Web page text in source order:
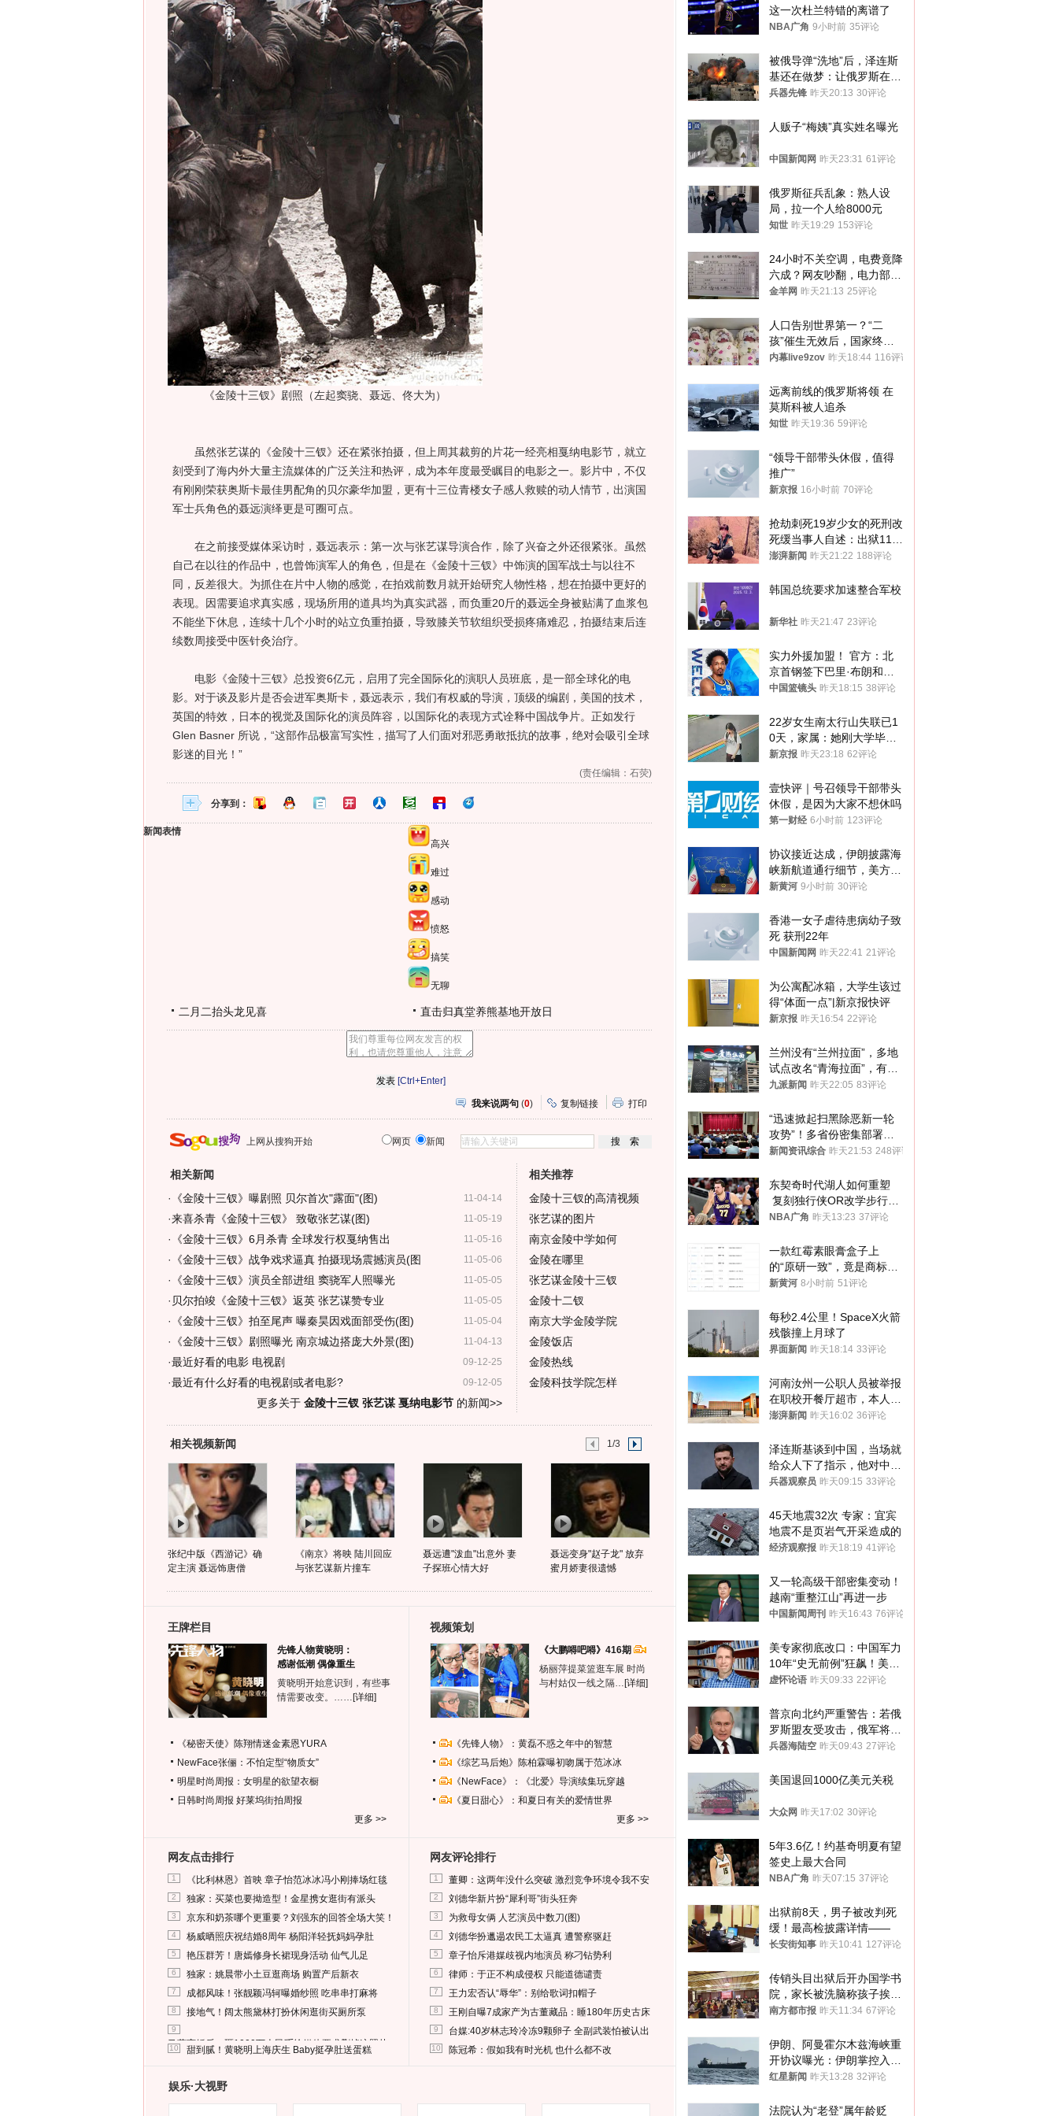
《金陵十三钗》剧照（左起窦骁、聂远、佟大为）
虽然张艺谋的《金陵十三钗》还在紧张拍摄，但上周其裁剪的片花一经亮相戛纳电影节，就立
刻受到了海内外大量主流媒体的广泛关注和热评，成为本年度最受瞩目的电影之一。影片中，不仅
有刚刚荣获奥斯卡最佳男配角的贝尔豪华加盟，更有十三位青楼女子感人救赎的动人情节，出演国
军士兵角色的聂远演绎更是可圈可点。
在之前接受媒体采访时，聂远表示：第一次与张艺谋导演合作，除了兴奋之外还很紧张。虽然
自己在以往的作品中，也曾饰演军人的角色，但是在《金陵十三钗》中饰演的国军战士与以往不
同，反差很大。为抓住在片中人物的感觉，在拍戏前数月就开始研究人物性格，想在拍摄中更好的
表现。因需要追求真实感，现场所用的道具均为真实武器，而负重20斤的聂远全身被贴满了血浆包
不能坐下休息，连续十几个小时的站立负重拍摄，导致膝关节软组织受损疼痛难忍，拍摄结束后连
续数周接受中医针灸治疗。
电影《金陵十三钗》总投资6亿元，启用了完全国际化的演职人员班底，是一部全球化的电
影。对于谈及影片是否会进军奥斯卡，聂远表示，我们有权威的导演，顶级的编剧，美国的技术，
英国的特效，日本的视觉及国际化的演员阵容，以国际化的表现方式诠释中国战争片。正如发行
Glen Basner 所说，“这部作品极富写实性，描写了人们面对邪恶勇敢抵抗的故事，绝对会吸引全球
影迷的目光！”
(责任编辑：石荧)
分享到：
新闻表情
高兴
难过
感动
愤怒
搞笑
无聊
二月二抬头龙见喜 直击归真堂养熊基地开放日
[Ctrl+Enter]
我来说两句 (0) 复制链接 打印
上网从搜狗开始 网页 新闻
相关新闻
11-04-14
· 《金陵十三钗》曝剧照 贝尔首次"露面"(图)
11-05-19
·来喜杀青《金陵十三钗》 致敬张艺谋(图)
11-05-16
· 《金陵十三钗》6月杀青 全球发行权戛纳售出
11-05-06
· 《金陵十三钗》战争戏求逼真 拍摄现场震撼演员(图
11-05-05
· 《金陵十三钗》演员全部进组 窦骁军人照曝光
11-05-05
· 贝尔拍竣《金陵十三钗》返英 张艺谋赞专业
11-05-04
· 《金陵十三钗》拍至尾声 曝秦昊因戏面部受伤(图)
11-04-13
· 《金陵十三钗》剧照曝光 南京城边搭庞大外景(图)
09-12-25
·最近好看的电影 电视剧
09-12-05
·最近有什么好看的电视剧或者电影?
更多关于 金陵十三钗 张艺谋 戛纳电影节的新闻>>
相关推荐
金陵十三钗的高清视频
张艺谋的图片
南京金陵中学如何
金陵在哪里
张艺谋金陵十三钗
金陵十二钗
南京大学金陵学院
金陵饭店
金陵热线
金陵科技学院怎样
相关视频新闻 1/3
张纪中版《西游记》确
定主演 聂远饰唐僧
《南京》将映 陆川回应
与张艺谋新片撞车
聂远遭"泼血"出意外 妻
子探班心情大好
聂远变身"赵子龙" 放弃
蜜月娇妻很遗憾
王牌栏目
先锋人物黄晓明：
感谢低潮 偶像重生
黄晓明开始意识到，有些事
情需要改变。…… [详细]
《秘密天使》陈翔情迷金素恩YURA
NewFace张俪：不怕定型“物质女”
明星时尚周报：女明星的欲望衣橱
日韩时尚周报 好莱坞街拍周报
更多 >>
视频策划
《大鹏嘚吧嘚》416期
杨丽萍提菜篮逛车展 时尚
与村姑仅一线之隔… [详细]
《先锋人物》：黄磊不惑之年中的智慧
《综艺马后炮》陈柏霖曝初吻属于范冰冰
《NewFace》：《北爱》导演续集玩穿越
《夏日甜心》：和夏日有关的爱情世界
更多 >>
网友点击排行
1 《比利林恩》首映 章子怡范冰冰冯小刚捧场红毯
2 独家：买菜也要拗造型！金星携女逛街有派头
3 京东和奶茶哪个更重要？刘强东的回答全场大笑！
4 杨威晒照庆祝结婚8周年 杨阳洋轻抚妈妈孕肚
5 艳压群芳！唐嫣修身长裙现身活动 仙气儿足
6 独家：姚晨带小土豆逛商场 购置产后新衣
7 成都风味！张靓颖冯轲曝婚纱照 吃串串打麻将
8 接地气！阔太熊黛林打扮休闲逛街买厕所泵
9
马蓉离婚后，砸1000万人民币给媒体要求删掉这照片
10 甜到腻！黄晓明上海庆生 Baby挺孕肚送蛋糕
网友评论排行
1 董卿：这两年没什么突破 激烈竞争环境令我不安
2 刘德华新片扮“犀利哥”街头狂奔
3 为救母女俩 人艺演员中数刀(图)
4 刘德华扮邋遢农民工太逼真 遭警察驱赶
5 章子怡斥港媒歧视内地演员 称刁钻势利
6 律师：于正不构成侵权 只能道德谴责
7 王力宏否认“辱华”：别给歌词扣帽子
8 王刚自曝7成家产为古董藏品：睡180年历史古床
9 台媒:40岁林志玲冷冻9颗卵子 全副武装怕被认出
10 陈冠希：假如我有时光机 也什么都不改
娱乐·大视野
这一次杜兰特错的离谱了
NBA广角 9小时前 35评论
被俄导弹“洗地”后，泽连斯
基还在做梦：让俄罗斯在冬
季前求和？
兵器先锋 昨天20:13 30评论
人贩子“梅姨”真实姓名曝光
中国新闻网 昨天23:31 61评论
俄罗斯征兵乱象：熟人设
局，拉一个人给8000元
知世 昨天19:29 153评论
24小时不关空调，电费竟降
六成？网友吵翻，电力部门
回应→
金羊网 昨天21:13 25评论
人口告别世界第一？“二
孩”催生无效后，国家终于
向住房出手了！
内幕live9zov 昨天18:44 116评论
远离前线的俄罗斯将领 在
莫斯科被人追杀
知世 昨天19:36 59评论
“领导干部带头休假，值得
推广”
新京报 16小时前 70评论
抢劫刺死19岁少女的死刑改
死缓当事人自述：出狱11年
间始终刻意躲避被害人家属
澎湃新闻 昨天21:22 188评论
韩国总统要求加速整合军校
新华社 昨天21:47 23评论
实力外援加盟！ 官方：北
京首钢签下巴里·布朗和桑
普森
中国篮镜头 昨天18:15 38评论
22岁女生南太行山失联已1
0天，家属：她刚大学毕业
想到山里旅行
新京报 昨天23:18 62评论
壹快评｜号召领导干部带头
休假，是因为大家不想休吗
第一财经 6小时前 123评论
协议接近达成，伊朗披露海
峡新航道通行细节，美方再
提“倒计时”
新黄河 9小时前 30评论
香港一女子虐待患病幼子致
死 获刑22年
中国新闻网 昨天22:41 21评论
为公寓配冰箱，大学生该过
得“体面一点”|新京报快评
新京报 昨天16:54 22评论
兰州没有“兰州拉面”，多地
试点改名“青海拉面”，有商
家改名已两年
九派新闻 昨天22:05 83评论
“迅速掀起扫黑除恶新一轮
攻势”！多省份密集部署，
公布举报方式
新闻资讯综合 昨天21:53 248评论
东契奇时代湖人如何重塑
复刻独行侠OR改学步行
者？
NBA广角 昨天13:23 37评论
一款红霉素眼膏盒子上
的“原研一致”，竟是商标！
律师：极易误导消费者；网
新黄河 8小时前 51评论
每秒2.4公里！SpaceX火箭
残骸撞上月球了
界面新闻 昨天18:14 33评论
河南汝州一公职人员被举报
在职校开餐厅超市，本人回
应称“是给别人帮忙”
澎湃新闻 昨天16:02 36评论
泽连斯基谈到中国，当场就
给众人下了指示，他对中国
和中乌关系，显然又有了新
兵器观察员 昨天09:15 33评论
45天地震32次 专家：宜宾
地震不是页岩气开采造成的
经济观察报 昨天18:19 41评论
又一轮高级干部密集变动！
越南“重整江山”再进一步
中国新闻周刊 昨天16:43 76评论
美专家彻底改口：中国军力
10年“史无前例”狂飙！美军
真慌了
虚怀论语 昨天09:33 22评论
普京向北约严重警告：若俄
罗斯盟友受攻击，俄军将动
用核武器保护
兵器海陆空 昨天09:43 27评论
美国退回1000亿美元关税
大众网 昨天17:02 30评论
5年3.6亿！约基奇明夏有望
签史上最大合同
NBA广角 昨天07:15 37评论
出狱前8天，男子被改判死
缓！最高检披露详情——
长安街知事 昨天10:41 127评论
传销头目出狱后开办国学书
院，家长被洗脑称孩子挨打
才有效果
南方都市报 昨天11:34 67评论
伊朗、阿曼霍尔木兹海峡重
开协议曝光：伊朗掌控入湾
航道，与阿曼平分“服务费”
红星新闻 昨天13:28 32评论
法院认为“老登”属年龄贬